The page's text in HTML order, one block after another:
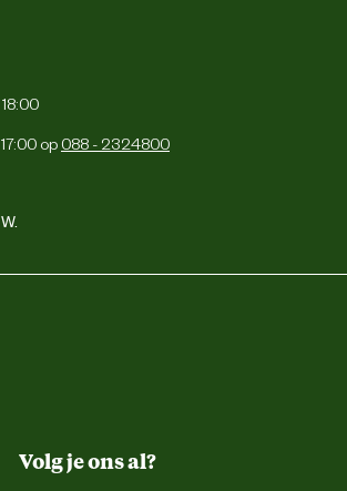
op 088 - 2324800
Volg je ons al?